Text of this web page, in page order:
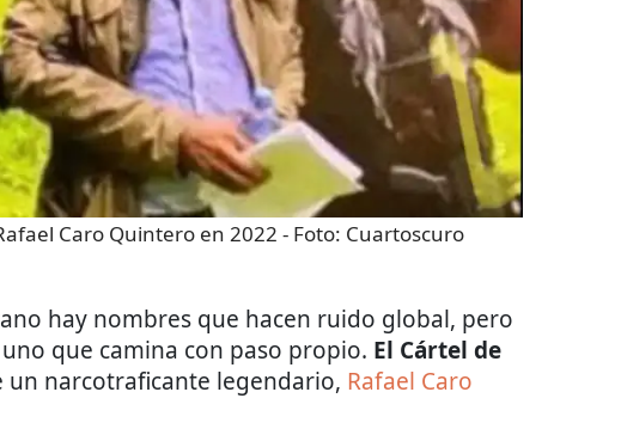
Caro Quintero en 2022 - Foto: Cuartoscuro
hay nombres que hacen ruido global, pero
que camina con paso propio. El Cártel de
un narcotraficante legendario, Rafael Caro